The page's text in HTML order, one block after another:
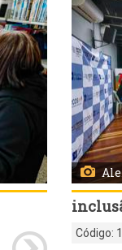
Código: